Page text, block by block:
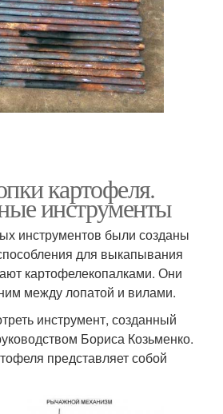
картофеля.
инструменты
инструментов были созданы
для выкапывания
картофелекопалками. Они
между лопатой и вилами.
инструмент, созданный
Бориса Козьменко.
представляет собой